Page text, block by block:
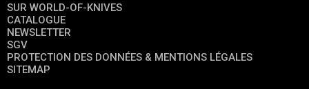
SUR WORLD-OF-KNIVES
CATALOGUE
NEWSLETTER
SGV
PROTECTION DES DONNÉES & MENTIONS LÉGALES
SITEMAP